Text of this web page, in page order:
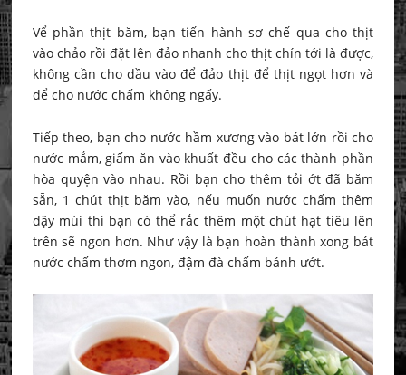
Vể phần thịt băm, bạn tiến hành sơ chế qua cho thịt
vào chảo rồi đặt lên đảo nhanh cho thịt chín tới là được,
không cần cho dầu vào để đảo thịt để thịt ngọt hơn và
để cho nước chấm không ngấy.
Tiếp theo, bạn cho nước hầm xương vào bát lớn rồi cho
nước mắm, giấm ăn vào khuất đều cho các thành phần
hòa quyện vào nhau. Rồi bạn cho thêm tỏi ớt đã băm
sẵn, 1 chút thịt băm vào, nếu muốn nước chấm thêm
dậy mùi thì bạn có thể rắc thêm một chút hạt tiêu lên
trên sẽ ngon hơn. Như vậy là bạn hoàn thành xong bát
nước chấm thơm ngon, đậm đà chấm bánh ướt.